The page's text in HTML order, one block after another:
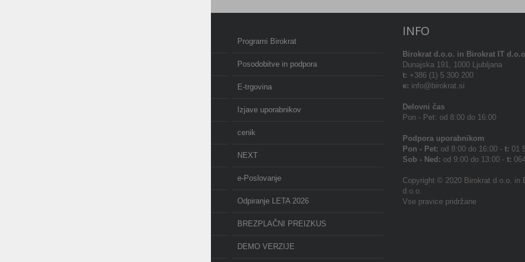
Programi Birokrat
Posodobitve in podpora
E-trgovina
Izjave uporabnikov
cenik
NEXT
e-Poslovanje
Odpiranje LETA 2026
BREZPLAČNI PREIZKUS
DEMO VERZIJE
INFO
Birokrat d.o.o. in Birokrat IT
Dunajska 191, 1000 Ljubljana
t: +386 (1) 5 300 200
e: info@birokrat.si
Delovni čas
Pon - Pet: od 8:00 do 16:00
Podpora uporabnikom
Pon - Pet: od 8:00 do 16:00 - t: 01
Sob - Ned: od 9:00 do 13:00 - t:
Copyright © 2020 Birokrat d.o.o. in
d.o.o.
Vse pravice pridržane